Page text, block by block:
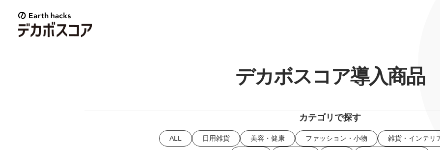
a
c
デカボスコア導入商品
カテゴリで探す
ALL 日用雑貨 美容・健康 ファッション・小物 雑貨・インテリ